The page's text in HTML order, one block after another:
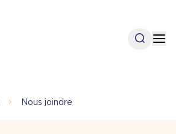
Open
Nous joindre